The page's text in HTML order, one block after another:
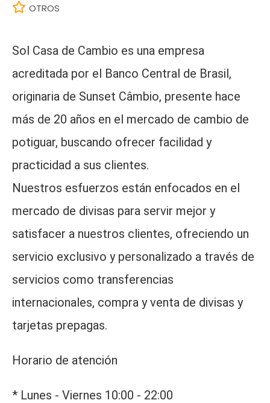
OTROS
Sol Casa de Cambio es una empresa
acreditada por el Banco Central de Brasil,
originaria de Sunset Câmbio, presente hace
más de 20 años en el mercado de cambio de
potiguar, buscando ofrecer facilidad y
practicidad a sus clientes.
Nuestros esfuerzos están enfocados en el
mercado de divisas para servir mejor y
satisfacer a nuestros clientes, ofreciendo un
servicio exclusivo y personalizado a través de
servicios como transferencias
internacionales, compra y venta de divisas y
tarjetas prepagas.
Horario de atención
* Lunes - Viernes 10:00 - 22:00